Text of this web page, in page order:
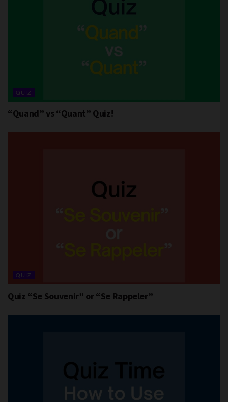
QUIZ
“Quand” vs “Quant” Quiz!
QUIZ
Quiz “Se Souvenir” or “Se Rappeler”